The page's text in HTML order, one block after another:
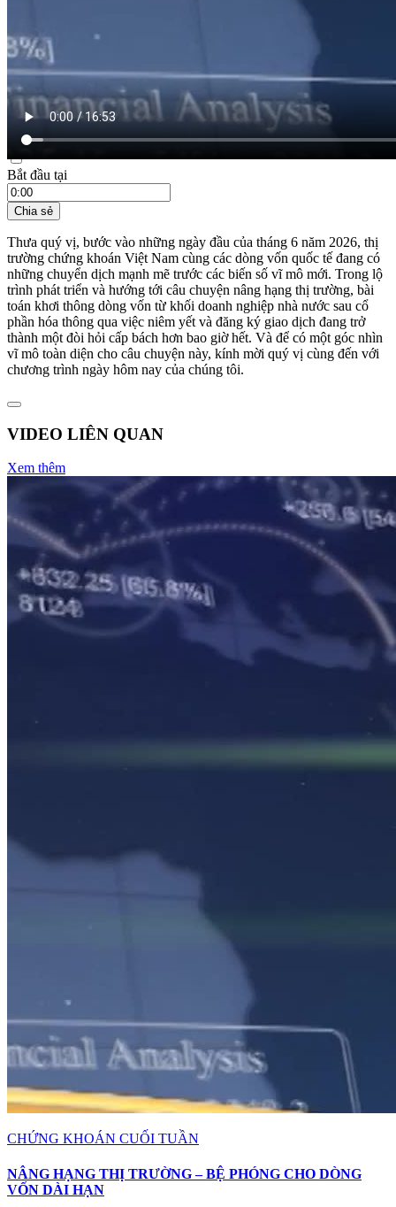
21:35 ngày 05/06/2026
Bắt đầu tại
Chia sẻ
Thưa quý vị, bước vào những ngày đầu của tháng 6 năm 2026, thị
trường chứng khoán Việt Nam cùng các dòng vốn quốc tế đang có
những chuyển dịch mạnh mẽ trước các biến số vĩ mô mới. Trong lộ
trình phát triển và hướng tới câu chuyện nâng hạng thị trường, bài
toán khơi thông dòng vốn từ khối doanh nghiệp nhà nước sau cổ
phần hóa thông qua việc niêm yết và đăng ký giao dịch đang trở
thành một đòi hỏi cấp bách hơn bao giờ hết. Và để có một góc nhìn
vĩ mô toàn diện cho câu chuyện này, kính mời quý vị cùng đến với
chương trình ngày hôm nay của chúng tôi.
VIDEO LIÊN QUAN
Xem thêm
CHỨNG KHOÁN CUỐI TUẦN
NÂNG HẠNG THỊ TRƯỜNG – BỆ PHÓNG CHO DÒNG
VỐN DÀI HẠN